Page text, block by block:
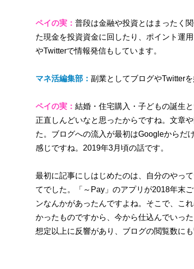
ペイの実： 普段は金融や投資とはまったく
た現金を投資資金に回したり、ポイント運
やTwitterで情報発信もしています。
マネ活編集部： 副業としてブログやTwitter
ペイの実： 結婚・住宅購入・子どもの誕生
正直しんどいなと思ったからですね。文章
た。ブログへの流入が最初はGoogleからだ
感じですね。2019年3月頃の話です。
最初に記事にしはじめたのは、自分のやっ
てでした。「～Pay」のアプリが2018年末
ンなんかがあったんですよね。そこで、こ
かったものですから、今から仕込んでいっ
想定以上に反響があり、ブログの閲覧数に